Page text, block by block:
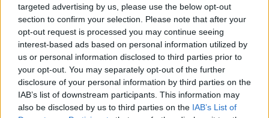
targeted advertising by us, please use the below opt-out
section to confirm your selection. Please note that after your
opt-out request is processed you may continue seeing
interest-based ads based on personal information utilized by
us or personal information disclosed to third parties prior to
your opt-out. You may separately opt-out of the further
disclosure of your personal information by third parties on the
IAB’s list of downstream participants. This information may
also be disclosed by us to third parties on the IAB’s List of